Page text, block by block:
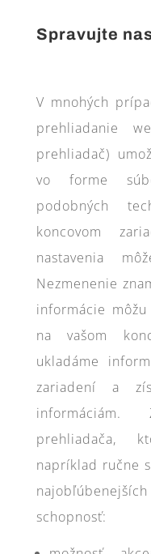
Spravujte
V mnohých
prehliadanie
prehliadač)
vo forme
podobných
koncovom
nastavenia
Nezmenenie
informácie
na vašom
ukladáme
zariadení a
prehliadača,
napríklad ručne
schopnosť: